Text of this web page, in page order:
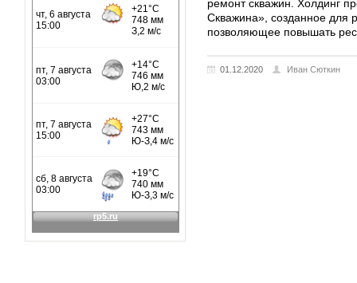
ремонт скважин. Холдинг
Скважина», созданное для
позволяющее повышать
01.12.2020 Иван Сюткин